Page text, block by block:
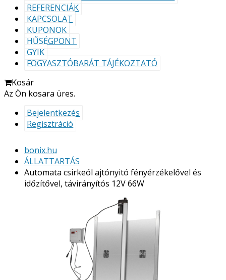
REFERENCIÁK
KAPCSOLAT
KUPONOK
HŰSÉGPONT
GYIK
FOGYASZTÓBARÁT TÁJÉKOZTATÓ
Kosár
Az Ön kosara üres.
Bejelentkezés
Regisztráció
bonix.hu
ÁLLATTARTÁS
Automata csirkeól ajtónyitó fényérzékelővel és
időzítővel, távirányítós 12V 66W